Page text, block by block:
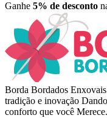
Ganhe 5% de desconto
Borda Bordados
tradição e inovação
conforto que você